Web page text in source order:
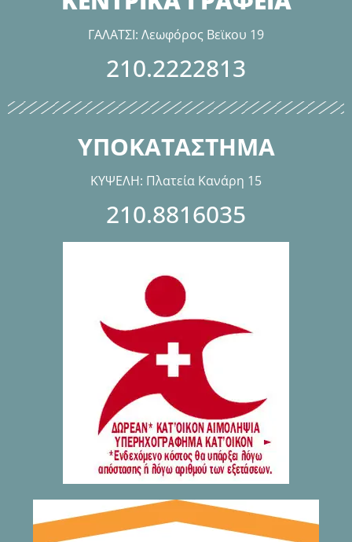
ΓΑΛΑΤΣΙ: Λεωφόρος Βεϊκου 19
210.2222813
ΥΠΟΚΑΤΑΣΤΗΜΑ
ΚΥΨΕΛΗ: Πλατεία Κανάρη 15
210.8816035